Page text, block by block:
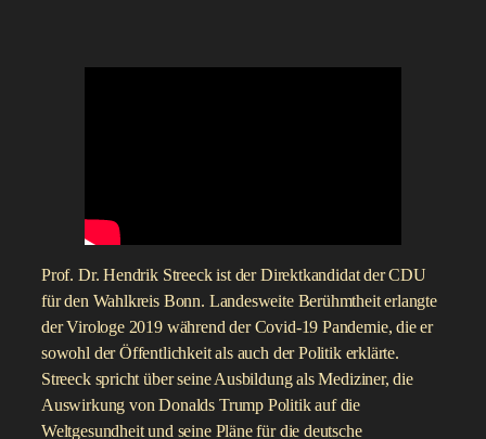
Prof. Dr. Hendrik Streeck ist der Direktkandidat der CDU
für den Wahlkreis Bonn. Landesweite Berühmtheit erlangte
der Virologe 2019 während der Covid-19 Pandemie, die er
sowohl der Öffentlichkeit als auch der Politik erklärte.
Streeck spricht über seine Ausbildung als Mediziner, die
Auswirkung von Donalds Trump Politik auf die
Weltgesundheit und seine Pläne für die deutsche